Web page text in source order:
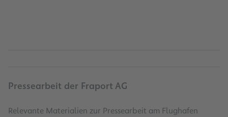
Pressearbeit der Fraport AG
Relevante Materialien zur Pressearbeit am Flughafen